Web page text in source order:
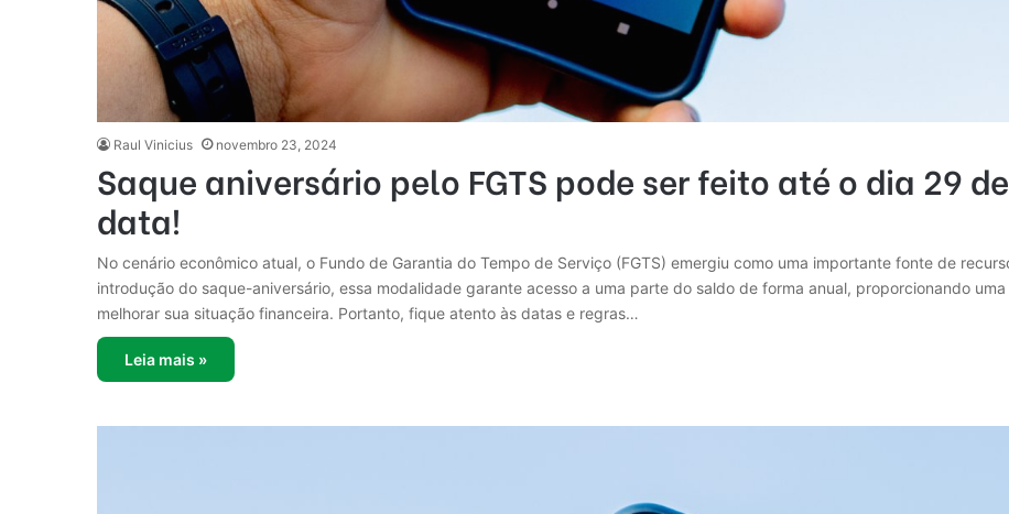
Raul Vinicius novembro 23, 2024
Saque aniversário pelo FGTS pode ser feito até o dia 29
data!
No cenário econômico atual, o Fundo de Garantia do Tempo de Serviço (FGTS) emergiu como uma importante fonte de
introdução do saque-aniversário, essa modalidade garante acesso a uma parte do saldo de forma anual, proporcionando
melhorar sua situação financeira. Portanto, fique atento às datas e regras…
Leia mais »